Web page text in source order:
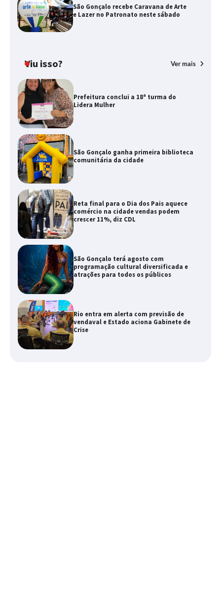
São Gonçalo recebe Caravana de Arte
e Lazer no Patronato neste sábado
Viu isso? Ver mais
Prefeitura conclui a 18ª turma do
Lidera Mulher
São Gonçalo ganha primeira biblioteca
comunitária da cidade
Reta final para o Dia dos Pais aquece
comércio na cidade vendas podem
crescer 11%, diz CDL
São Gonçalo terá agosto com
programação cultural diversificada e
atrações para todos os públicos
Rio entra em alerta com previsão de
vendaval e Estado aciona Gabinete de
Crise